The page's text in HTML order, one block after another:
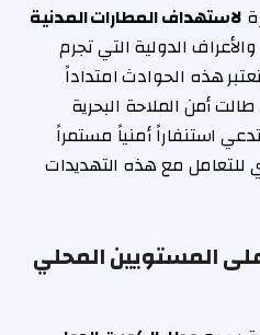
لاستهداف المطارات المدنية
الدولية التي تجرم
هذه الحوادث امتداداً
أمن الملاحة البحرية
استنفاراً أمنياً مستمراً
للتعامل مع هذه التهديدات
المستويين المحلي